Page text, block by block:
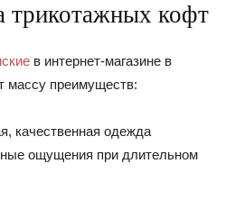
трикотажных кофт
в интернет-магазине в
массу преимуществ:
качественная одежда
ощущения при длительном